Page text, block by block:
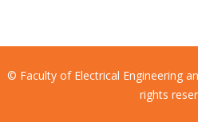
© Faculty of Electrical Engineering
rights